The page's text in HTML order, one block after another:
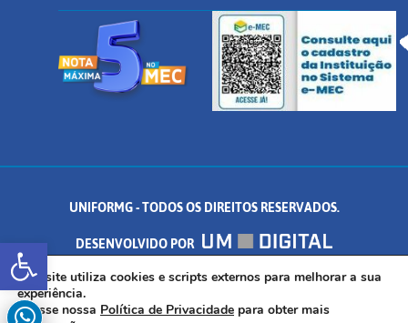
Abrir a barra de ferramentas
UNIFORMG - TODOS OS DIREITOS RESERVADOS.
DESENVOLVIDO POR
AV. DR. ARNALDO DE SENNA, 328 - PALMEIRAS, FORMIGA/MG - CEP:
35.574.530
Este site utiliza cookies e scripts externos para melhorar a sua
experiência.
Acesse nossa Política de Privacidade para obter mais